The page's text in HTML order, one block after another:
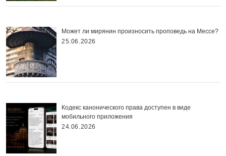
Может ли мирянин произносить проповедь на Мессе?
25.06.2026
Кодекс канонического права доступен в виде
мобильного приложения
24.06.2026